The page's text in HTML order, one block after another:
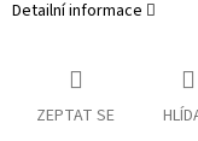
Detailní informace
ZEPTAT SE